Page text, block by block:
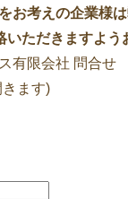
お考えの企業様
いただきますよう
有限会社 問合せ
ます)